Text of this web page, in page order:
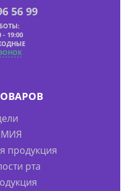
56 99
- 19:00
продукция
рта